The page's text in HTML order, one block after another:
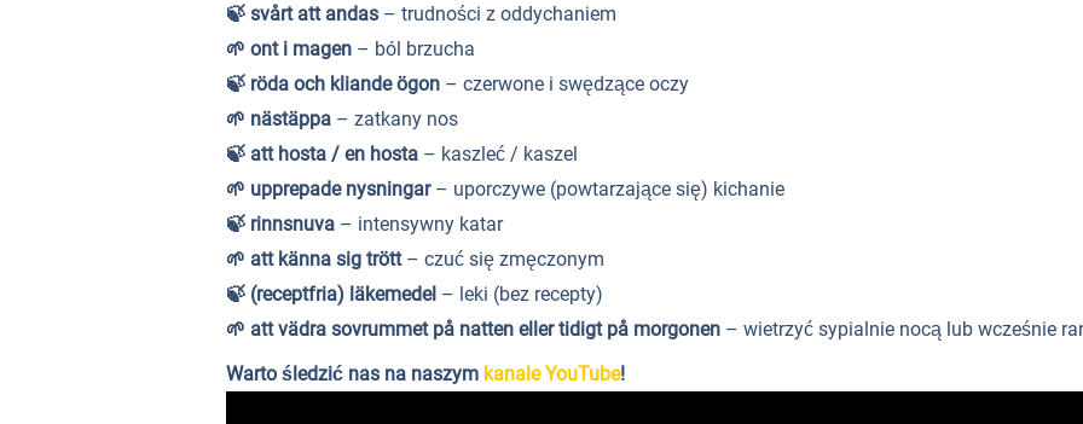
🍃 svårt att andas – trudności z oddychaniem
🌱 ont i magen – ból brzucha
🍃 röda och kliande ögon – czerwone i swędzące oczy
🌱 nästäppa – zatkany nos
🍃 att hosta / en hosta – kaszleć / kaszel
🌱 upprepade nysningar– uporczywe (powtarzające się) kichanie
🍃 rinnsnuva – intensywny katar
🌱 att känna sig trött – czuć się zmęczonym
🍃 (receptfria) läkemedel – leki (bez recepty)
🌱 att vädra sovrummet på natten eller tidigt på morgonen – wietrzyć sypialnie nocą lub wcześnie
Warto śledzić nas na naszym kanale YouTube!